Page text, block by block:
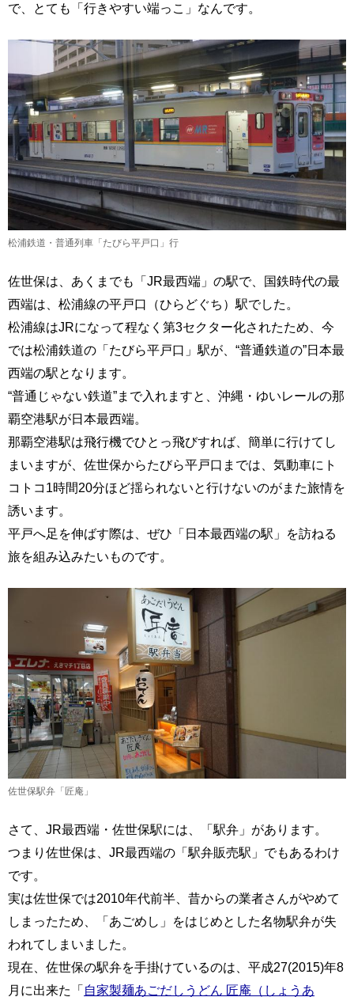
で、とても「行きやすい端っこ」なんです。
松浦鉄道・普通列車「たびら平戸口」行
佐世保は、あくまでも「JR最西端」の駅で、国鉄時代の最
西端は、松浦線の平戸口（ひらどぐち）駅でした。
松浦線はJRになって程なく第3セクター化されたため、今
では松浦鉄道の「たびら平戸口」駅が、“普通鉄道の”日本最
西端の駅となります。
“普通じゃない鉄道”まで入れますと、沖縄・ゆいレールの那
覇空港駅が日本最西端。
那覇空港駅は飛行機でひとっ飛びすれば、簡単に行けてし
まいますが、佐世保からたびら平戸口までは、気動車にト
コトコ1時間20分ほど揺られないと行けないのがまた旅情を
誘います。
平戸へ足を伸ばす際は、ぜひ「日本最西端の駅」を訪ねる
旅を組み込みたいものです。
佐世保駅弁「匠庵」
さて、JR最西端・佐世保駅には、「駅弁」があります。
つまり佐世保は、JR最西端の「駅弁販売駅」でもあるわけ
です。
実は佐世保では2010年代前半、昔からの業者さんがやめて
しまったため、「あごめし」をはじめとした名物駅弁が失
われてしまいました。
現在、佐世保の駅弁を手掛けているのは、平成27(2015)年8
月に出来た「自家製麺あごだしうどん 匠庵（しょうあ